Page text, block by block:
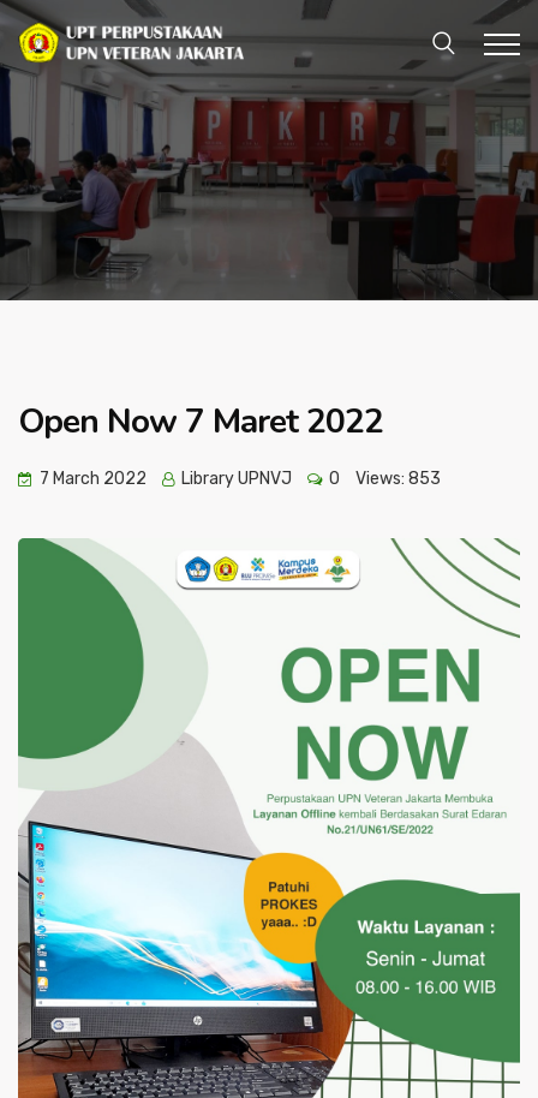
Open Now 7 Maret 2022
7 March 2022 Library UPNVJ 0 Views: 853